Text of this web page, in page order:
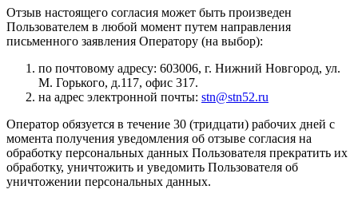
Отзыв настоящего согласия может быть произведен
Пользователем в любой момент путем направления
письменного заявления Оператору (на выбор):
по почтовому адресу: 603006, г. Нижний Новгород, ул.
М. Горького, д.117, офис 317.
на адрес электронной почты: stn@stn52.ru
Оператор обязуется в течение 30 (тридцати) рабочих дней с
момента получения уведомления об отзыве согласия на
обработку персональных данных Пользователя прекратить их
обработку, уничтожить и уведомить Пользователя об
уничтожении персональных данных.